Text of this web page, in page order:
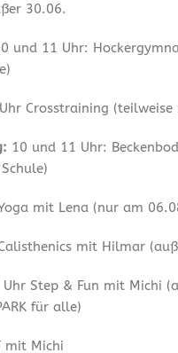
30.06.
und 11 Uhr:
Crosstraining
10 und 11 Uhr:
mit Lena (nur am
mit Hilmar
Uhr Step & Fun mit Michi
für alle)
mit Michi